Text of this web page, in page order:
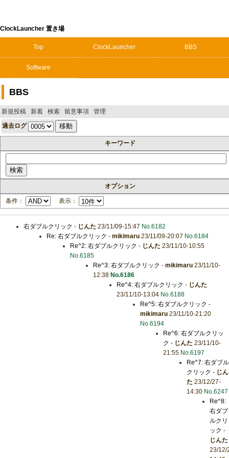
ClockLauncher 置き場
Top ClockLauncher BBS
Software
BBS
新規投稿 新着 検索 留意事項 管理
過去ログ
キーワード
オプション
条件： 表示：
右ダブルクリック - じんた 23/11/09-15:47 No.6182
Re: 右ダブルクリック -mikimaru 23/11/09-20:07 No.6184
Re^2: 右ダブルクリック - じんた 23/11/10-10:55
No.6185
Re^3: 右ダブルクリック -mikimaru 23/11/10-
12:38 No.6186
Re^4: 右ダブルクリック - じんた
23/11/10-13:04 No.6188
Re^5: 右ダブルクリック -
mikimaru23/11/10-21:20
No.6194
Re^6: 右ダブルクリッ
ク - じんた 23/11/10-
21:55 No.6197
Re^7: 右ダブル
クリック - じん
た 23/12/27-
14:30 No.6247
Re^8:
右ダブ
ルクリ
ック -
じんた
23/12/